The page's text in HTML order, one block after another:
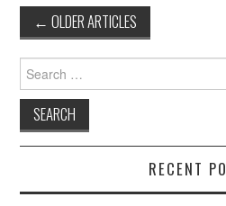
Post
navigation
← OLDER ARTICLES
Search
for:
RECENT